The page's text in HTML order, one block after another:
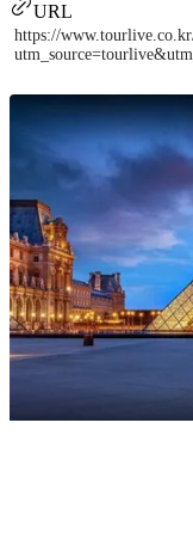
URL
https://